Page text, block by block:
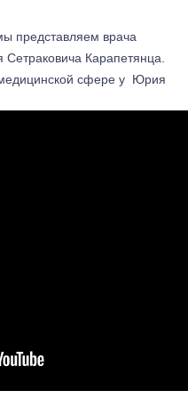
представляем врача
Карапетянца.
сфере у  Юрия